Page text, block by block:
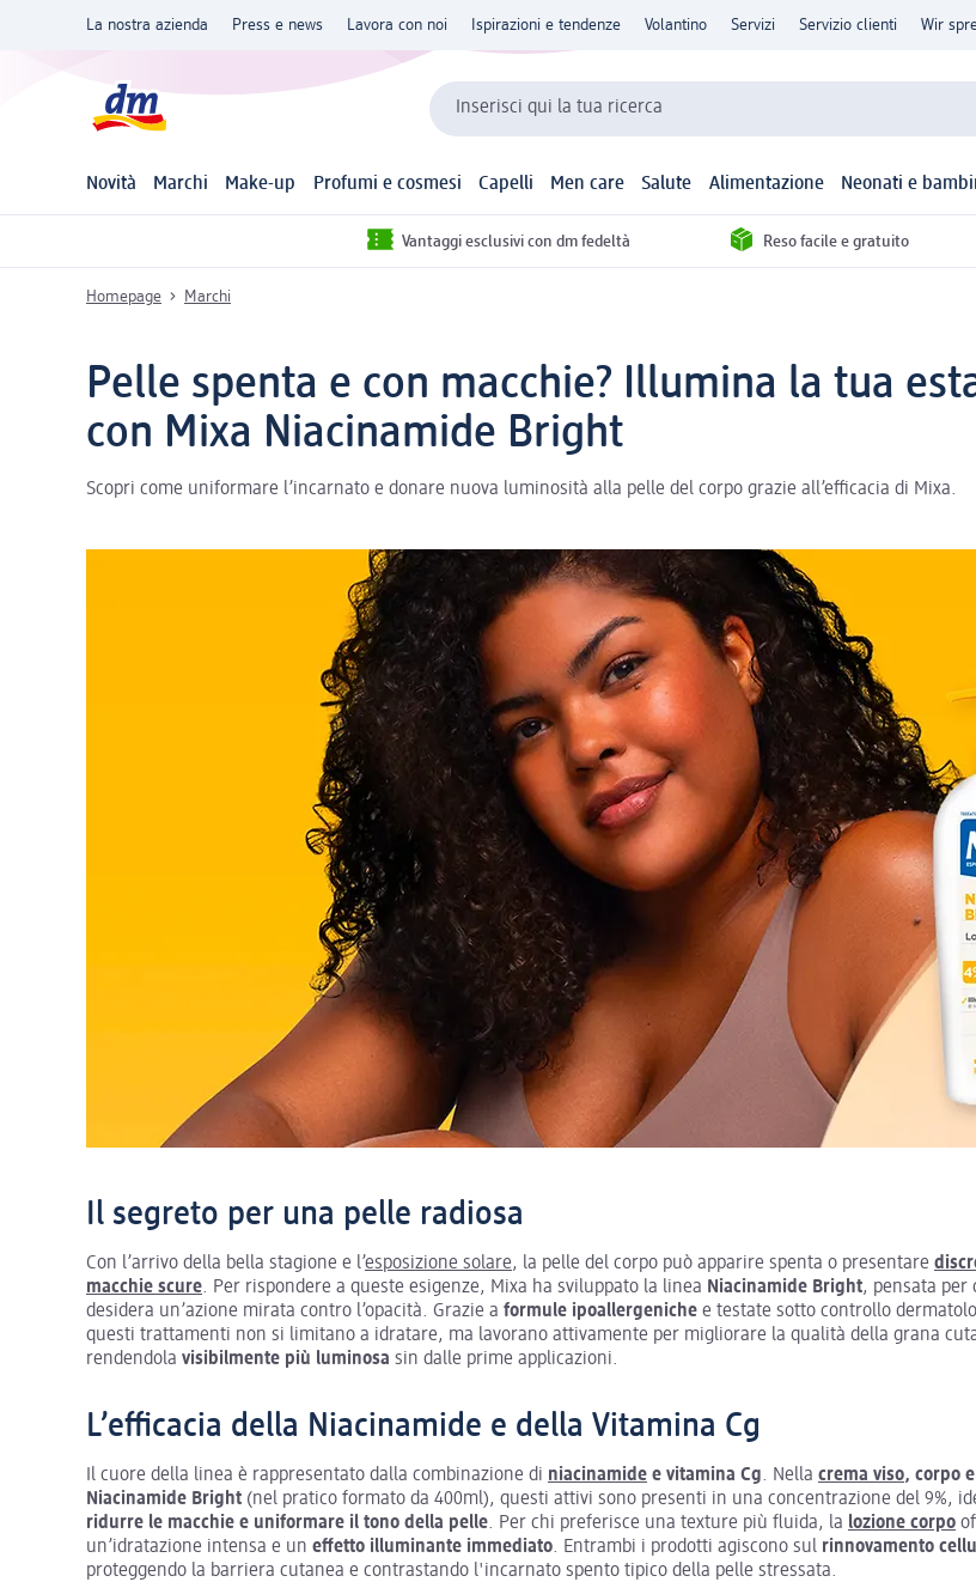
La nostra azienda Press e news Lavora con noi Ispirazioni e tendenze Volantino Servizi Servizio clienti Wir
Inserisci qui la tua ricerca
Novità Marchi Make-up Profumi e cosmesi Capelli Men care Salute Alimentazione Neonati e
Vantaggi esclusivi con dm fedeltà Reso facile e gratuito
Homepage Marchi
Pelle spenta e con macchie? Illumina la tua
con Mixa Niacinamide Bright
Scopri come uniformare l’incarnato e donare nuova luminosità alla pelle del corpo grazie all’efficacia di Mixa.
Il segreto per una pelle radiosa
Con l’arrivo della bella stagione e l’esposizione solare, la pelle del corpo può apparire spenta o presentare
macchie scure. Per rispondere a queste esigenze, Mixa ha sviluppato la linea Niacinamide Bright, pensata per
desidera un’azione mirata contro l’opacità. Grazie a formule ipoallergeniche e testate sotto controllo
questi trattamenti non si limitano a idratare, ma lavorano attivamente per migliorare la qualità della grana
rendendola visibilmente più luminosa sin dalle prime applicazioni.
L’efficacia della Niacinamide e della Vitamina Cg
Il cuore della linea è rappresentato dalla combinazione di niacinamide e vitamina Cg. Nella crema viso, corpo e
Niacinamide Bright (nel pratico formato da 400ml), questi attivi sono presenti in una concentrazione del 9%,
ridurre le macchie e uniformare il tono della pelle. Per chi preferisce una texture più fluida, la lozione corpo
un’idratazione intensa e un effetto illuminante immediato. Entrambi i prodotti agiscono sul rinnovamento
proteggendo la barriera cutanea e contrastando l'incarnato spento tipico della pelle stressata.